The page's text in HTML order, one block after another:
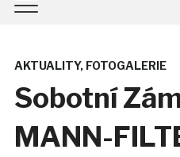
AKTUALITY, FOTOGALERIE
Sobotní
MANN-